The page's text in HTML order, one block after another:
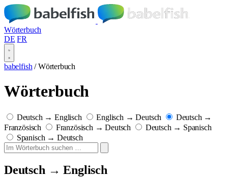
Wörterbuch
DE FR
babelfish / Wörterbuch
Wörterbuch
Deutsch → Englisch Englisch → Deutsch
Deutsch →
Französisch
Französisch → Deutsch
Deutsch → Spanisch
Spanisch → Deutsch
Deutsch → Englisch